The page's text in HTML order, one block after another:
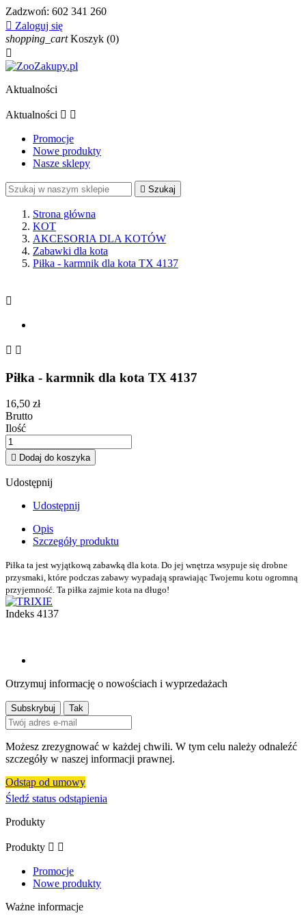
Zadzwoń: 602 341 260
 Zaloguj się
shopping_cart Koszyk (0)

Aktualności
Aktualności  
Promocje
Nowe produkty
Nasze sklepy
 Szukaj
Strona główna
KOT
AKCESORIA DLA KOTÓW
Zabawki dla kota
Piłka - karmnik dla kota TX 4137

 
Piłka - karmnik dla kota TX 4137
16,50 zł
Brutto
Ilość
 Dodaj do koszyka
Udostępnij
Udostępnij
Opis
Szczegóły produktu
Piłka ta jest wyjątkową zabawką dla kota. Do jej wnętrza wsypuje się drobne
przysmaki, które podczas zabawy wypadają sprawiając Twojemu kotu ogromną
przyjemność. Ta piłka zajmie kota na długo!
Indeks 4137
Otrzymuj informację o nowościach i wyprzedażach
Możesz zrezygnować w każdej chwili. W tym celu należy odnaleźć
szczegóły w naszej informacji prawnej.
Odstąp od umowy
Śledź status odstąpienia
Produkty
Produkty  
Promocje
Nowe produkty
Ważne informacje